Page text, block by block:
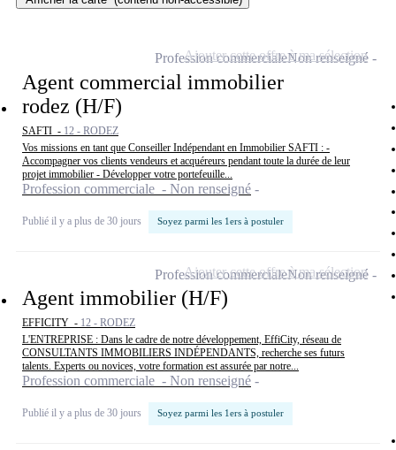
Agent commercial immobilier
rodez (H/F)
SAFTI - 12 - RODEZ
Vos missions en tant que Conseiller Indépendant en Immobilier SAFTI : -
Accompagner vos clients vendeurs et acquéreurs pendant toute la durée de leur
projet immobilier - Développer votre portefeuille...
Profession commerciale - Non renseigné
Publié il y a plus de 30 jours Soyez parmi les 1ers à postuler
Profession commercialeNon renseigné
Ajouter cette offre à ma sélection
Agent immobilier (H/F)
EFFICITY - 12 - RODEZ
L'ENTREPRISE : Dans le cadre de notre développement, EffiCity, réseau de
CONSULTANTS IMMOBILIERS INDÉPENDANTS, recherche ses futurs
talents. Experts ou novices, votre formation est assurée par notre...
Profession commerciale - Non renseigné
Publié il y a plus de 30 jours Soyez parmi les 1ers à postuler
Profession commercialeNon renseigné
Ajouter cette offre à ma sélection